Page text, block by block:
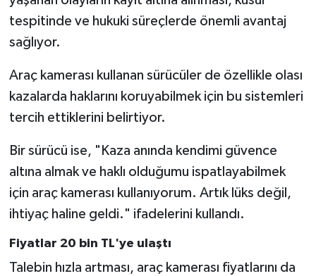
tespitinde ve hukuki süreçlerde önemli avantaj
sağlıyor.
Araç kamerası kullanan sürücüler de özellikle olası
kazalarda haklarını koruyabilmek için bu sistemleri
tercih ettiklerini belirtiyor.
Bir sürücü ise, "Kaza anında kendimi güvence
altına almak ve haklı olduğumu ispatlayabilmek
için araç kamerası kullanıyorum. Artık lüks değil,
ihtiyaç haline geldi." ifadelerini kullandı.
Fiyatlar 20 bin TL'ye ulaştı
Talebin hızla artması, araç kamerası fiyatlarını da